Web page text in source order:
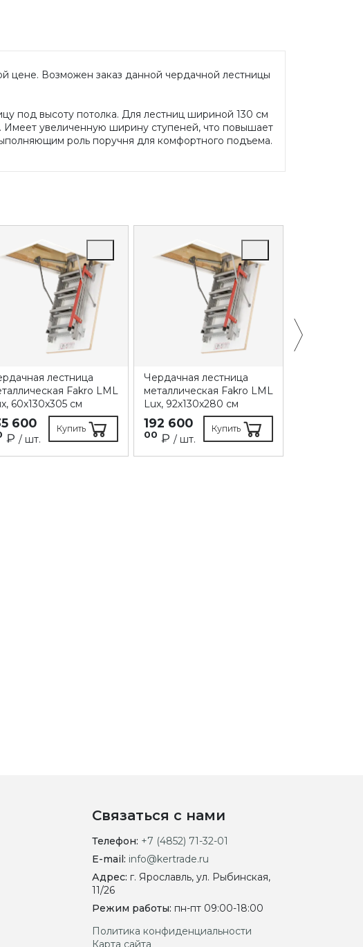
цене. Возможен заказ данной чердачной лестницы
под высоту потолка. Для лестниц шириной 130 см
Имеет увеличенную ширину ступеней, что повышает
роль поручня для комфортного подъема.
лестница
Fakro LML
60х130х305 см
600
₽ / шт.
Купить
Чердачная лестница
металлическая Fakro LML
Lux, 92х130х280 см
192 600
00 ₽ / шт.
Купить
Связаться с нами
Телефон: +7 (4852) 71-32-01
E-mail: info@kertrade.ru
Адрес: г. Ярославль, ул. Рыбинская,
11/26
Режим работы: пн-пт 09:00-18:00
Политика конфиденциальности